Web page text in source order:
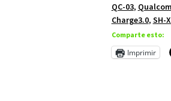
QC-03,
Charge3.0, SH-
Comparte esto:
Imprimir